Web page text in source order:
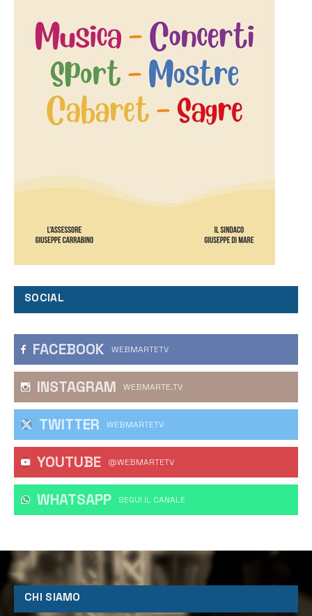
SOCIAL
FACEBOOK WEBMARTETV
INSTAGRAM WEBMARTE.TV
TWITTER WEBMARTETV
YOUTUBE @WEBMARTETV
WHATSAPP ‎SEGUI IL CANALE
CHI SIAMO